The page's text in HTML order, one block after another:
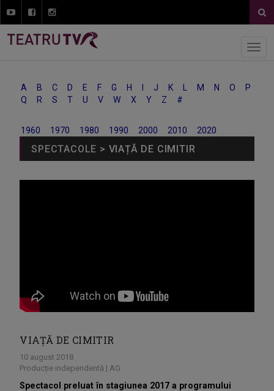
A B C D E F G H J K M N O
P
Q
R S T U V W X Y Z #
1960 1970 1980 1990 2000 2010 2020
SPECTACOLE > VIAȚĂ DE CIMITIR
VIAȚĂ DE CIMITIR
10 august 2018
Producție independentă | AG
Spectacol preluat în stagiunea 2017 a programului